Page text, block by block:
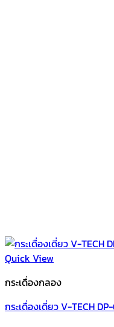
Quick View
กระเดื่องกลอง
กระเดื่องเดี่ยว V-TECH